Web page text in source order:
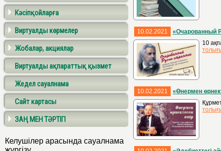
Кәсіпқойларға
Виртуалды көрмелер
Жобалар, акциялар
Виртуалды ақпараттық қызмет
Жедел сауалнама
Сайт картасы
ЗАҢ МЕН ТӘРТІП
Келушілер арасында сауалнама
10.02.2021
«Очарованный
10
10.02.2021
«Өнермен